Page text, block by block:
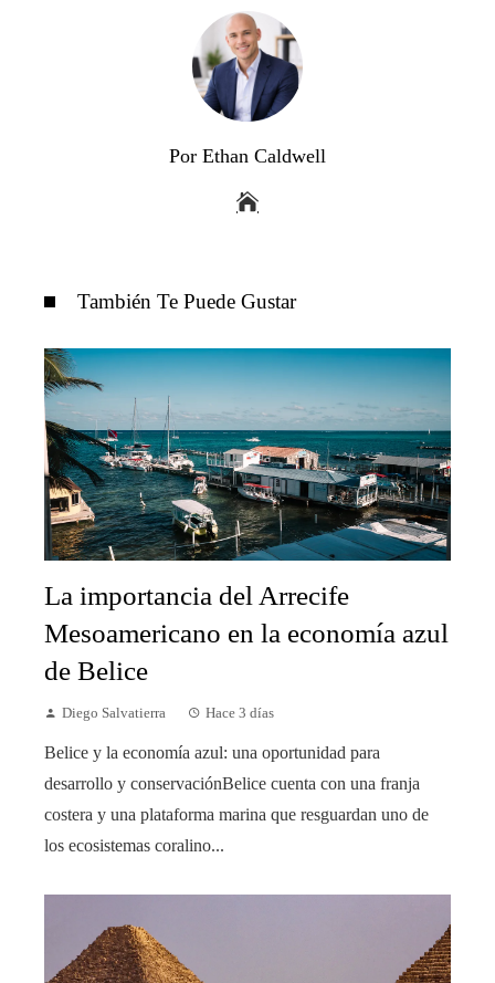
Por Ethan Caldwell
También Te Puede Gustar
La importancia del Arrecife
Mesoamericano en la economía azul
de Belice
Diego Salvatierra Hace 3 días
Belice y la economía azul: una oportunidad para
desarrollo y conservaciónBelice cuenta con una franja
costera y una plataforma marina que resguardan uno de
los ecosistemas coralino...